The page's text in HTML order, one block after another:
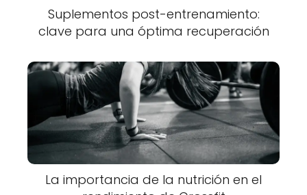
Suplementos post-entrenamiento:
clave para una óptima recuperación
La importancia de la nutrición en el